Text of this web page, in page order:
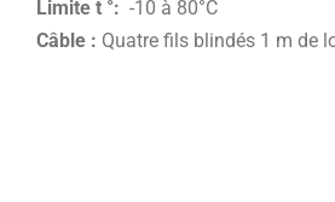
Limite t °: -10 à 80°C
Câble : Quatre fils blindés 1 m de